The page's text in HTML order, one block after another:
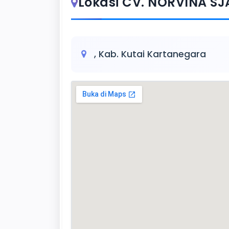
, Kab. Kutai Kartanegara